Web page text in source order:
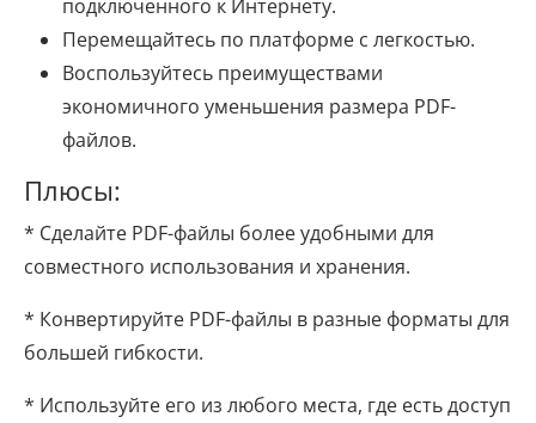
подключенного к Интернету.
Перемещайтесь по платформе с легкостью.
Воспользуйтесь преимуществами
экономичного уменьшения размера PDF-
файлов.
Плюсы:
* Сделайте PDF-файлы более удобными для
совместного использования и хранения.
* Конвертируйте PDF-файлы в разные форматы для
большей гибкости.
* Используйте его из любого места, где есть доступ